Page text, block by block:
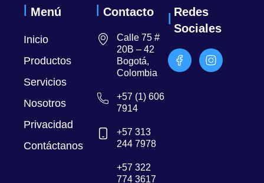
Menú
Inicio
Productos
Servicios
Nosotros
Privacidad
Contáctanos
Contacto
Calle 75 #
20B – 42
Bogotá,
Colombia
+57 (1) 606
7914
+57 313
244 7978
+57 322
774 3617
Redes
Sociales